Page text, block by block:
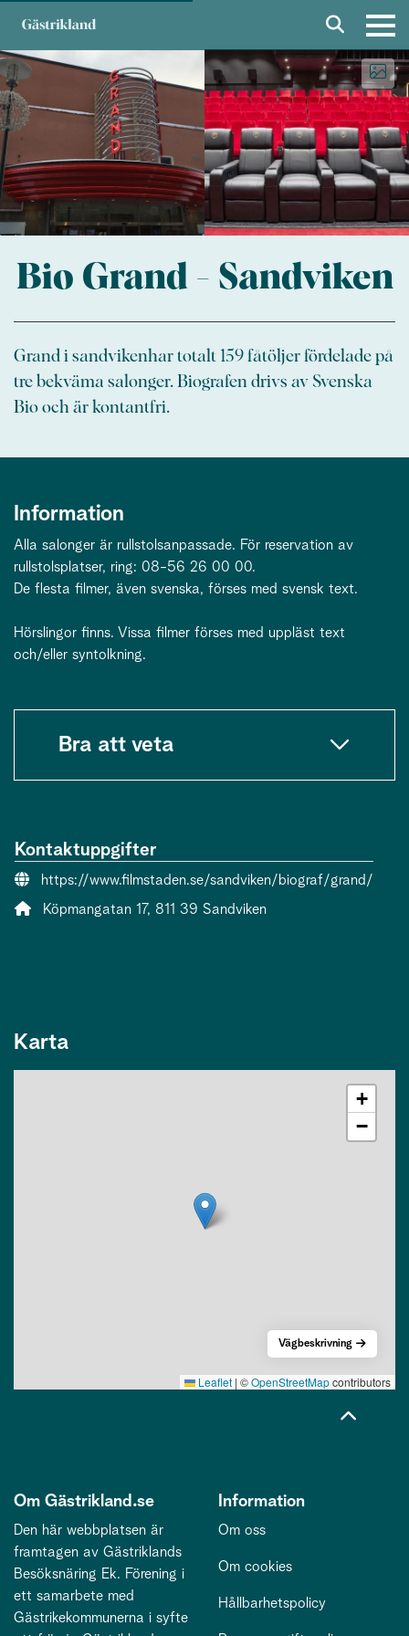
Bio Grand - Sandviken
Grand i sandvikenhar totalt 159 fåtöljer fördelade på
tre bekväma salonger. Biografen drivs av Svenska
Bio och är kontantfri.
Information
Alla salonger är rullstolsanpassade. För reservation av
rullstolsplatser, ring: 08-56 26 00 00.
De flesta filmer, även svenska, förses med svensk text.
Hörslingor finns. Vissa filmer förses med uppläst text
och/eller syntolkning.
Bra att veta
Kontaktuppgifter
Webbsida:
https://www.filmstaden.se/sandviken/biograf/grand/
Adress:
Köpmangatan 17, 811 39 Sandviken
Karta
+
−
Leaflet | ©OpenStreetMapcontributors
Vägbeskrivning
Om Gästrikland.se
Den här webbplatsen är
framtagen av Gästriklands
Besöksnäring Ek. Förening i
ett samarbete med
Gästrikekommunerna i syfte
Information
Om oss
Om cookies
Hållbarhetspolicy